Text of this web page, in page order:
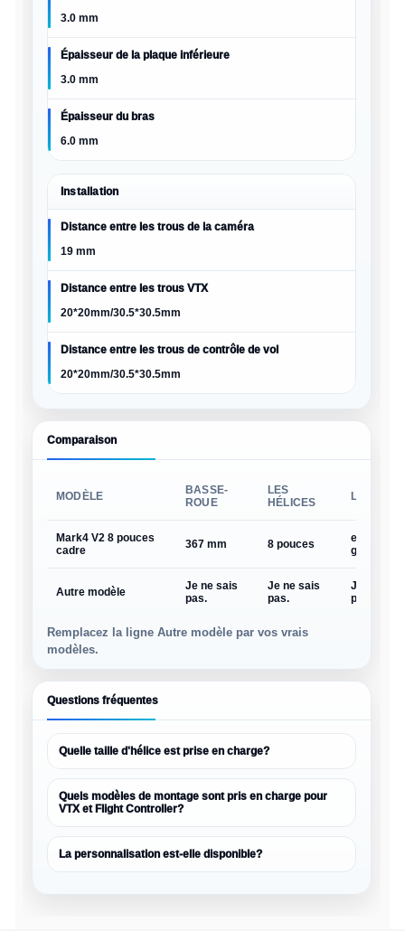
3.0 mm
Épaisseur de la plaque inférieure
3.0 mm
Épaisseur du bras
6.0 mm
Installation
Distance entre les trous de la caméra
19 mm
Distance entre les trous VTX
20*20mm/30.5*30.5mm
Distance entre les trous de contrôle de vol
20*20mm/30.5*30.5mm
Comparaison
MODÈLE
BASSE-
ROUE
LES
HÉLICES
LE POIDS
Mark4 V2 8 pouces
cadre
367 mm 8 pouces
environ
g
Autre modèle
Je ne sais
pas.
Je ne sais
pas.
Je ne sais
pas.
Remplacez la ligne Autre modèle par vos vrais
modèles.
Questions fréquentes
Quelle taille d'hélice est prise en charge?
Quels modèles de montage sont pris en charge pour
VTX et Flight Controller?
La personnalisation est-elle disponible?